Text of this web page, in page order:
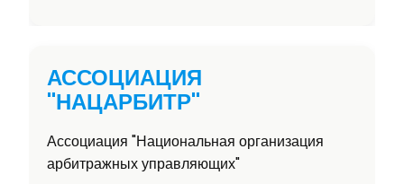
АССОЦИАЦИЯ
"НАЦАРБИТР"
Ассоциация "Национальная организация
арбитражных управляющих"